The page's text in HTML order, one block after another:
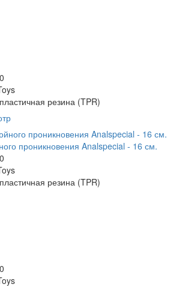
резина (TPR)
проникновения Analspecial - 16 см.
резина (TPR)